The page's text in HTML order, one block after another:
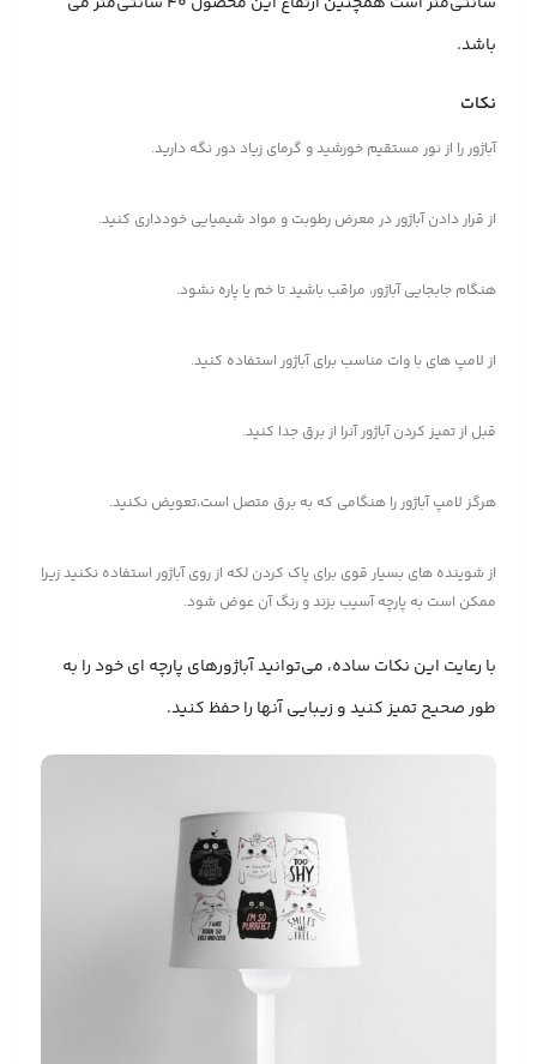
باشد.
نکات
آباژور را از نور مستقیم خورشید و گرمای زیاد دور نگه دارید.
از قرار دادن آباژور در معرض رطوبت و مواد شیمیایی خودداری کنید.
هنگام جابجایی آباژور، مراقب باشید تا خم یا پاره نشود.
از لامپ های با وات مناسب برای آباژور استفاده کنید.
قبل از تمیز کردن آباژور آنرا از برق جدا کنید.
هرگز لامپ آباژور را هنگامی که به برق متصل است،تعویض نکنید.
از شوینده های بسیار قوی برای پاک کردن لکه از روی آباژور استفاده نکنید زیرا
ممکن است به پارچه آسیب بزند و رنگ آن عوض شود.
با رعایت این نکات ساده، می‌توانید آباژورهای پارچه ای خود را به
طور صحیح تمیز کنید و زیبایی آنها را حفظ کنید.